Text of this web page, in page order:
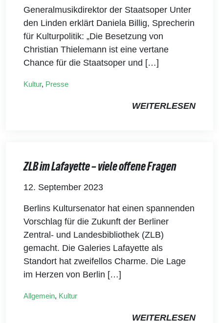
Generalmusikdirektor der Staatsoper Unter
den Linden erklärt Daniela Billig, Sprecherin
für Kulturpolitik: „Die Besetzung von
Christian Thielemann ist eine vertane
Chance für die Staatsoper und […]
Kultur, Presse
WEITERLESEN
ZLB im Lafayette – viele offene Fragen
12. September 2023
Berlins Kultursenator hat einen spannenden
Vorschlag für die Zukunft der Berliner
Zentral- und Landesbibliothek (ZLB)
gemacht. Die Galeries Lafayette als
Standort hat zweifellos Charme. Die Lage
im Herzen von Berlin […]
Allgemein, Kultur
WEITERLESEN